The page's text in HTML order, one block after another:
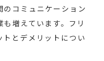
のコミュニケーション
増えています。フリ
トとデメリットについ